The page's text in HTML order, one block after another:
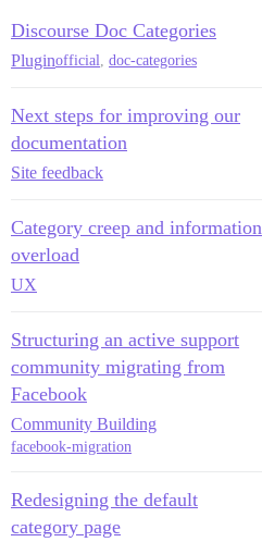
Discourse Doc Categories
Pluginofficial, doc-categories
Next steps for improving our
documentation
Site feedback
Category creep and information
overload
UX
Structuring an active support
community migrating from
Facebook
Community Building
facebook-migration
Redesigning the default
category page